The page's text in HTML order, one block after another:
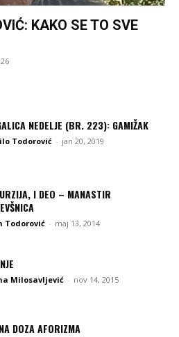
KAKO SE TO SVE
NEDELJE (BR. 223): GAMIŽAK
Todorović - jan 20, 2019
I DEO – MANASTIR
Todorović - maj 13, 2014
Milosavljević - nov 14, 2015
DOZA AFORIZMA